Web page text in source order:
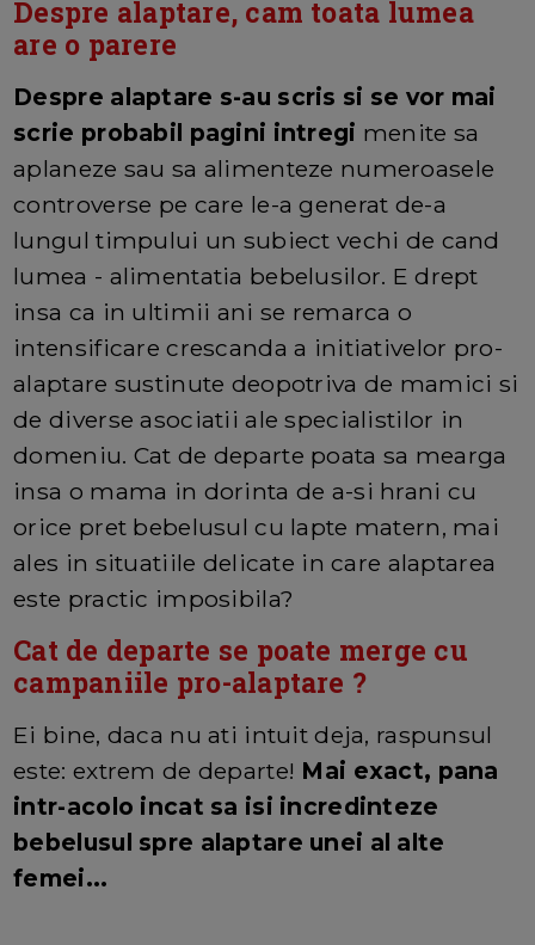
Despre alaptare, cam toata lumea
are o parere
Despre alaptare s-au scris si se vor mai
scrie probabil pagini intregi menite sa
aplaneze sau sa alimenteze numeroasele
controverse pe care le-a generat de-a
lungul timpului un subiect vechi de cand
lumea - alimentatia bebelusilor. E drept
insa ca in ultimii ani se remarca o
intensificare crescanda a initiativelor pro-
alaptare sustinute deopotriva de mamici si
de diverse asociatii ale specialistilor in
domeniu. Cat de departe poata sa mearga
insa o mama in dorinta de a-si hrani cu
orice pret bebelusul cu lapte matern, mai
ales in situatiile delicate in care alaptarea
este practic imposibila?
Cat de departe se poate merge cu
campaniile pro-alaptare ?
Ei bine, daca nu ati intuit deja, raspunsul
este: extrem de departe! Mai exact, pana
intr-acolo incat sa isi incredinteze
bebelusul spre alaptare unei al alte
femei...